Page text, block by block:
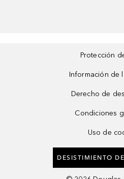
Protección
Información de
Derecho de
Condiciones
Uso de
DESISTIMIENTO